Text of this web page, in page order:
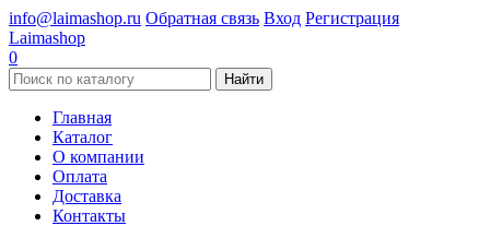
info@laimashop.ru Обратная связь Вход Регистрация
Laimashop
0
Найти
Главная
Каталог
О компании
Оплата
Доставка
Контакты